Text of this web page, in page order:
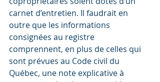
carnet d’entretien. Il faudrait en
outre que les informations
consignées au registre
comprennent, en plus de celles qui
sont prévues au Code civil du
Québec, une note explicative à